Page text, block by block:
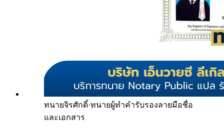
ทนายจิรศักดิ์·ทนายผู้ทำคำรับรองลายมือชื่อ
และเอกสาร